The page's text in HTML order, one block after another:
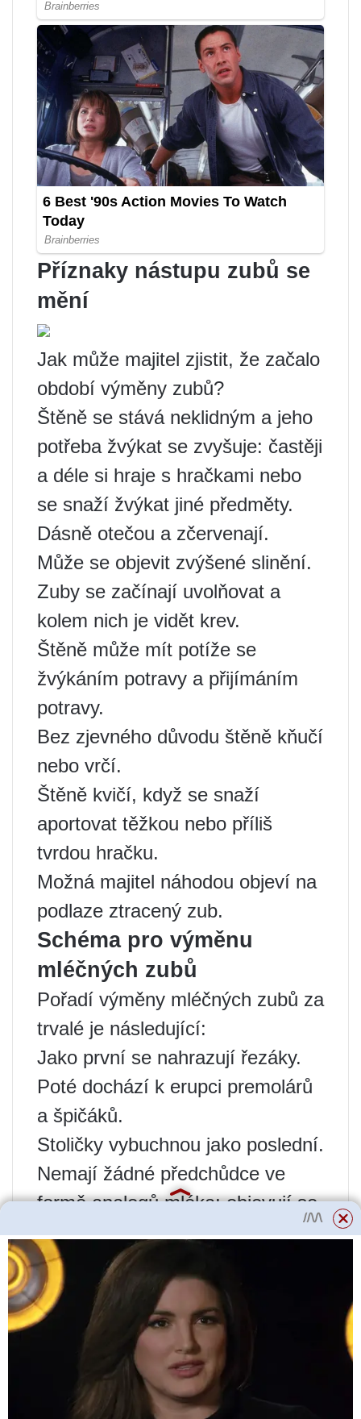
Příznaky nástupu zubů se
mění
Jak může majitel zjistit, že začalo
období výměny zubů?
Štěně se stává neklidným a jeho
potřeba žvýkat se zvyšuje: častěji
a déle si hraje s hračkami nebo
se snaží žvýkat jiné předměty.
Dásně otečou a zčervenají.
Může se objevit zvýšené slinění.
Zuby se začínají uvolňovat a
kolem nich je vidět krev.
Štěně může mít potíže se
žvýkáním potravy a přijímáním
potravy.
Bez zjevného důvodu štěně kňučí
nebo vrčí.
Štěně kvičí, když se snaží
aportovat těžkou nebo příliš
tvrdou hračku.
Možná majitel náhodou objeví na
podlaze ztracený zub.
Schéma pro výměnu
mléčných zubů
Pořadí výměny mléčných zubů za
trvalé je následující:
Jako první se nahrazují řezáky.
Poté dochází k erupci premolárů
a špičáků.
Stoličky vybuchnou jako poslední.
Nemají žádné předchůdce ve
formě analogů mléka; objevují se
v tlamě psa poprvé.
Jak pomoci štěněti v
procesu výměny zubů
V tomto období může štěně
pociťovat bolest a svědění dásní.
Co může majitel udělat pro
snížení nepohodlí: